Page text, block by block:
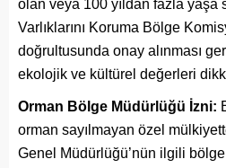
olan veya 100 yıldan fazla yaşa
Varlıklarını Koruma Bölge
doğrultusunda onay alınması
ekolojik ve kültürel değerleri
Orman Bölge Müdürlüğü İzni:
orman sayılmayan özel
Genel Müdürlüğü’nün ilgili